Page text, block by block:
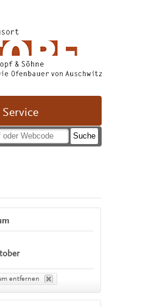
Service
entfernen